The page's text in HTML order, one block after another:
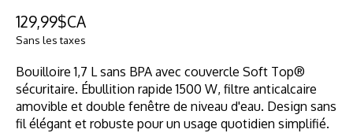
129,99$CA
Sans les taxes
Bouilloire 1,7 L sans BPA avec couvercle Soft Top®
sécuritaire. Ébullition rapide 1500 W, filtre anticalcaire
amovible et double fenêtre de niveau d'eau. Design sans
fil élégant et robuste pour un usage quotidien simplifié.